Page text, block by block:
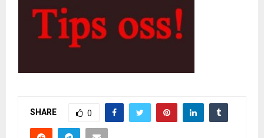
SHARE 0